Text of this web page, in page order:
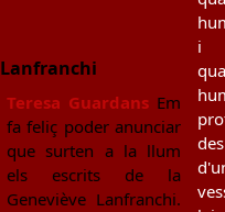
Teresa Guardans Em
fa feliç poder anunciar
que surten a la llum
els escrits de la
Geneviève Lanfranchi.
i
des